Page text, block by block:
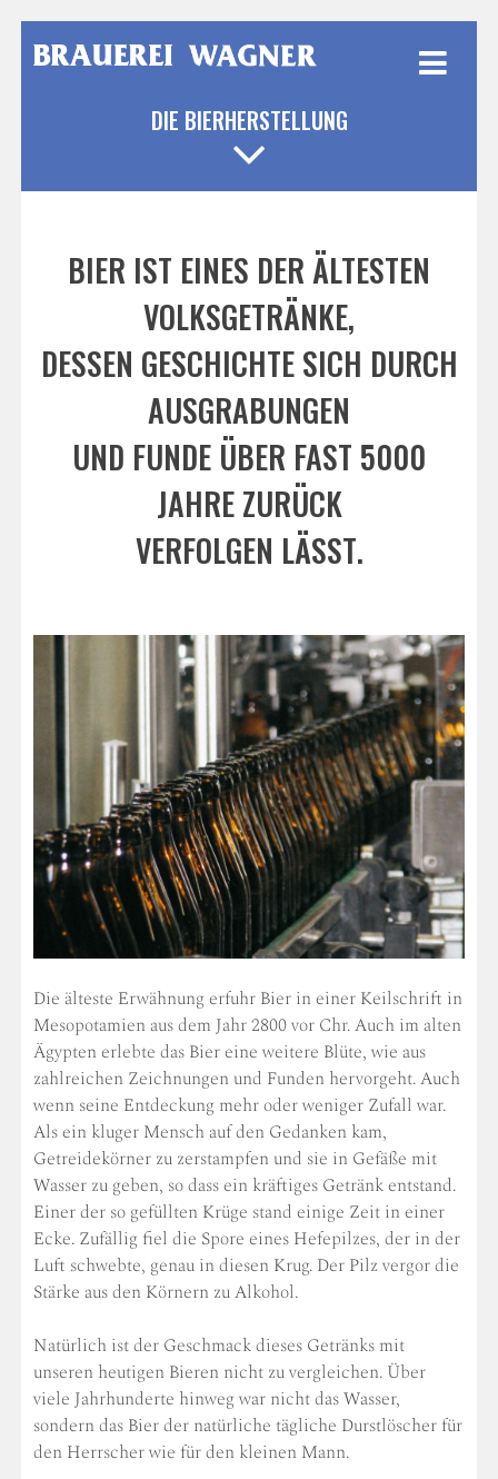
Inhalt
DIE BIERHERSTELLUNG
BIER IST EINES DER ÄLTESTEN
VOLKSGETRÄNKE,
DESSEN GESCHICHTE SICH DURCH
AUSGRABUNGEN
UND FUNDE ÜBER FAST 5000
JAHRE ZURÜCK
VERFOLGEN LÄSST.
Die älteste Erwähnung erfuhr Bier in einer Keilschrift in
Mesopotamien aus dem Jahr 2800 vor Chr. Auch im alten
Ägypten erlebte das Bier eine weitere Blüte, wie aus
zahlreichen Zeichnungen und Funden hervorgeht. Auch
wenn seine Entdeckung mehr oder weniger Zufall war.
Als ein kluger Mensch auf den Gedanken kam,
Getreidekörner zu zerstampfen und sie in Gefäße mit
Wasser zu geben, so dass ein kräftiges Getränk entstand.
Einer der so gefüllten Krüge stand einige Zeit in einer
Ecke. Zufällig fiel die Spore eines Hefepilzes, der in der
Luft schwebte, genau in diesen Krug. Der Pilz vergor die
Stärke aus den Körnern zu Alkohol.
Natürlich ist der Geschmack dieses Getränks mit
unseren heutigen Bieren nicht zu vergleichen. Über
viele Jahrhunderte hinweg war nicht das Wasser,
sondern das Bier der natürliche tägliche Durstlöscher für
den Herrscher wie für den kleinen Mann.